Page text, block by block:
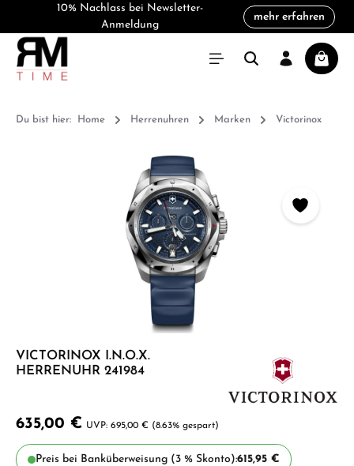
10% Nachlass bei Newsletter-
Anmeldung
mehr erfahren
Du bist hier: Home Herrenuhren Marken Victorinox
Bildergalerie überspringen
VICTORINOX I.N.O.X.
HERRENUHR 241984
635,00 € 695,00 € (8.63% gespart)
Preis bei Banküberweisung (3 % Skonto):615,95 €